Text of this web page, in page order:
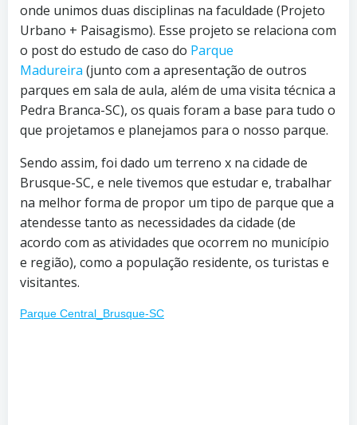
onde unimos duas disciplinas na faculdade (Projeto
Urbano + Paisagismo). Esse projeto se relaciona com
o post do estudo de caso do Parque
Madureira (junto com a apresentação de outros
parques em sala de aula, além de uma visita técnica a
Pedra Branca-SC), os quais foram a base para tudo o
que projetamos e planejamos para o nosso parque.
Sendo assim, foi dado um terreno x na cidade de
Brusque-SC, e nele tivemos que estudar e, trabalhar
na melhor forma de propor um tipo de parque que a
atendesse tanto as necessidades da cidade (de
acordo com as atividades que ocorrem no município
e região), como a população residente, os turistas e
visitantes.
Parque Central_Brusque-SC